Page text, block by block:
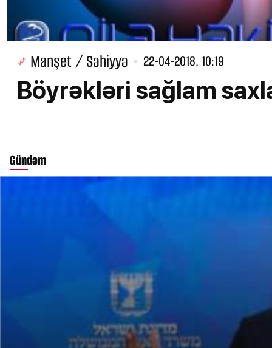
Manşet / Səhiyyə 22-04-2018, 10:19
Böyrəkləri sağlam
Gündəm